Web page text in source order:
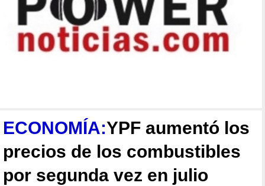
ECONOMÍA:YPF aumentó los
precios de los combustibles
por segunda vez en julio